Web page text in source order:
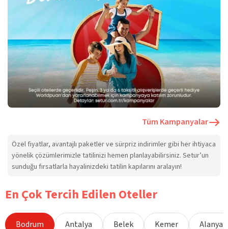
Tüm Kampanyalar
Özel fiyatlar, avantajlı paketler ve sürpriz indirimler gibi her ihtiyaca
yönelik çözümlerimizle tatilinizi hemen planlayabilirsiniz. Setur’un
sunduğu fırsatlarla hayalinizdeki tatilin kapılarını aralayın!
En Çok Tercih Edilen Oteller
Bodrum Antalya Belek Kemer Alanya